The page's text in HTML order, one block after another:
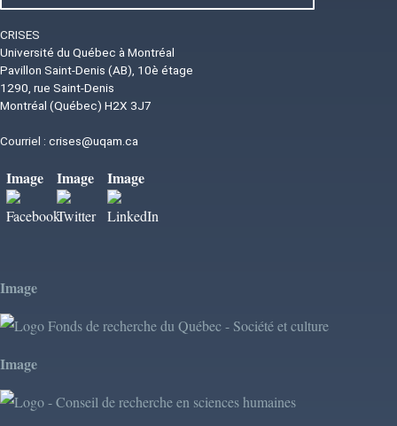
CRISES
Université du Québec à Montréal
Pavillon Saint-Denis (AB), 10è étage
1290, rue Saint-Denis
Montréal (Québec) H2X 3J7
Courriel : crises@uqam.ca
Image Image Image
Image
Image